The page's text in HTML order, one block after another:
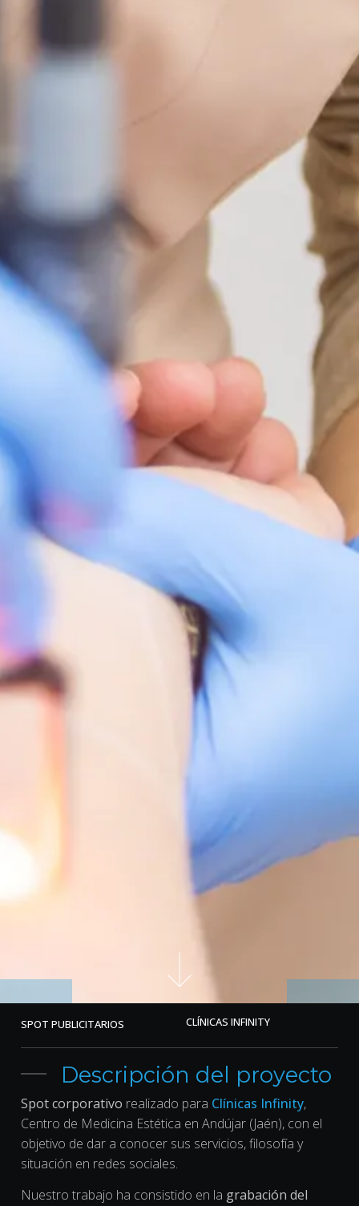
SPOT PUBLICITARIOS CLÍNICAS INFINITY
Descripción del proyecto
Spot corporativo realizado para Clínicas Infinity,
Centro de Medicina Estética en Andújar (Jaén), con el
objetivo de dar a conocer sus servicios, filosofía y
situación en redes sociales.
Nuestro trabajo ha consistido en la grabación del